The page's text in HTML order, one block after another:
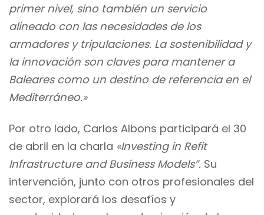
primer nivel, sino también un servicio
alineado con las necesidades de los
armadores y tripulaciones. La sostenibilidad y
la innovación son claves para mantener a
Baleares como un destino de referencia en el
Mediterráneo.»
Por otro lado, Carlos Albons participará el 30
de abril en la charla «Investing in Refit
Infrastructure and Business Models”. Su
intervención, junto con otros profesionales del
sector, explorará los desafíos y